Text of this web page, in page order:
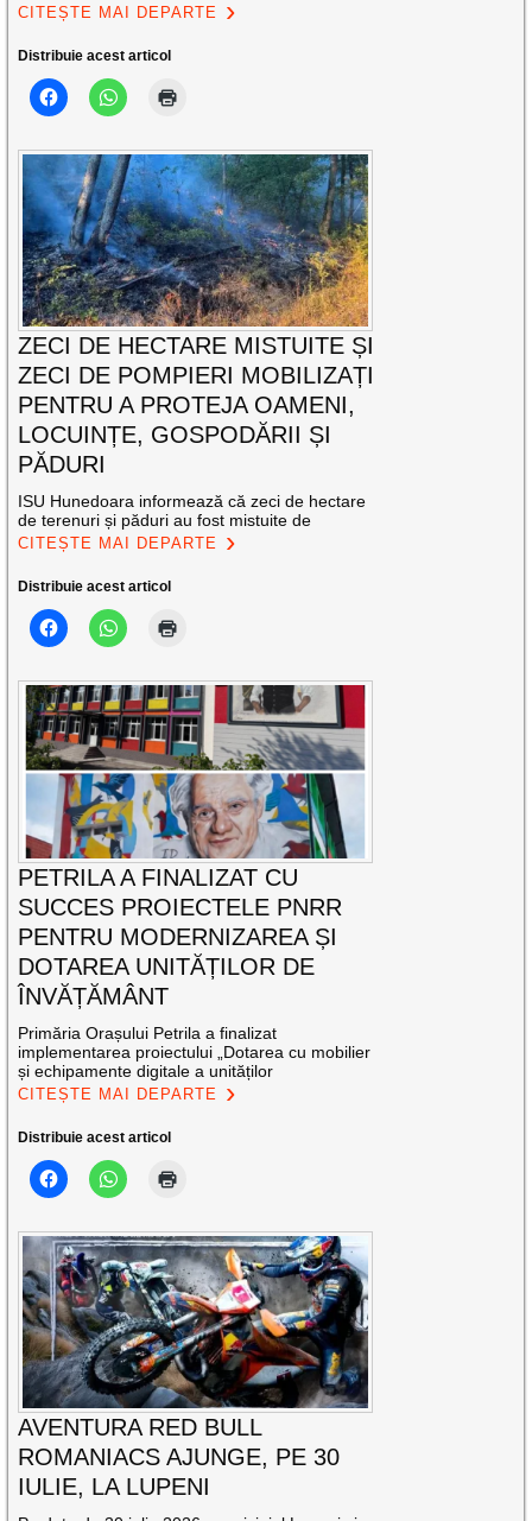
CITEȘTE MAI DEPARTE
Distribuie acest articol
ZECI DE HECTARE MISTUITE ȘI
ZECI DE POMPIERI MOBILIZAȚI
PENTRU A PROTEJA OAMENI,
LOCUINȚE, GOSPODĂRII ȘI
PĂDURI
ISU Hunedoara informează că zeci de hectare
de terenuri și păduri au fost mistuite de
CITEȘTE MAI DEPARTE
Distribuie acest articol
PETRILA A FINALIZAT CU
SUCCES PROIECTELE PNRR
PENTRU MODERNIZAREA ȘI
DOTAREA UNITĂȚILOR DE
ÎNVĂȚĂMÂNT
Primăria Orașului Petrila a finalizat
implementarea proiectului „Dotarea cu mobilier
și echipamente digitale a unităților
CITEȘTE MAI DEPARTE
Distribuie acest articol
AVENTURA RED BULL
ROMANIACS AJUNGE, PE 30
IULIE, LA LUPENI